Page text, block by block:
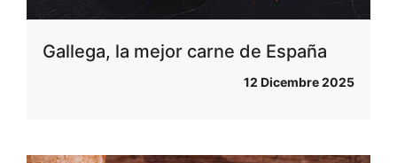
Gallega, la mejor carne de España
12 Dicembre 2025